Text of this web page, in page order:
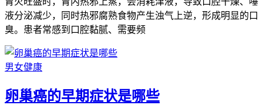
液分泌减少，同时热邪腐熟食物产生浊气上逆，形成明显的口
臭。患者常感到口腔黏腻、需要频
男女健康
卵巢癌的早期症状是哪些